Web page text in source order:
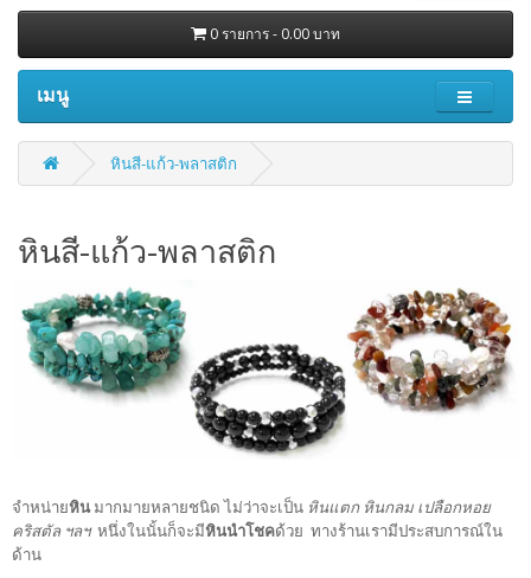
0 รายการ - 0.00 บาท
เมนู
หินสี-แก้ว-พลาสติก
หินสี-แก้ว-พลาสติก
จำหน่ายหินมากมายหลายชนิด ไม่ว่าจะเป็น หินแตก หินกลม เปลือกหอย
คริสตัล ฯลฯ หนึ่งในนั้นก็จะมีหินนำโชคด้วย ทางร้านเรามีประสบการณ์ใน
ด้าน